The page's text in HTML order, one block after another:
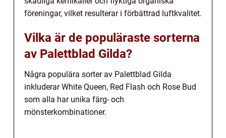
föreningar, vilket resulterar i förbättrad luftkvalitet.
Vilka är de populäraste sorterna
av Palettblad Gilda?
Några populära sorter av Palettblad Gilda
inkluderar White Queen, Red Flash och Rose Bud
som alla har unika färg- och
mönsterkombinationer.